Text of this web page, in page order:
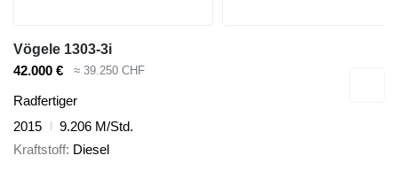
Vögele 1303-3i
42.000 €
≈ 39.250 CHF
Radfertiger
2015
9.206 M/Std.
Kraftstoff Diesel